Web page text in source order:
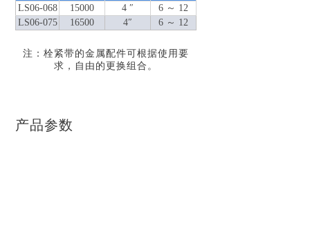
LS06-068
15000 4 ″
6 ～ 12
LS06-075
16500 4″ 6 ～ 12
注：栓紧带的金属配件可根据使用要
求，自由的更换组合。
产品参数